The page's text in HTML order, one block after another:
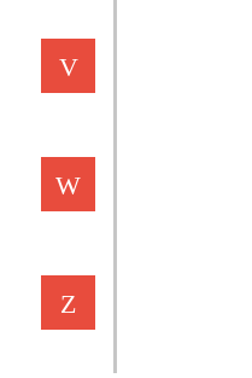
V
W
Z